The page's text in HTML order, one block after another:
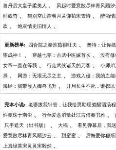
兽丹后大皇子柔美人 、 风起时爱意散尽林青风顾汐
师魏杳 、 鹤别空山踏明月孟谦荀宋雪诗 、 醉酒情
欢 、 炮灰情史旧情人 、
更新榜单: 四合院之秦淮茹很旺夫 、 奥特：让你
望成神！ 、 穿越七零：古武中医嫁首长 、 没有修
女帝一直在等我 、 行走武侠诸天的刀客 、 小师弟
择 、 网游：无垠无尽之主 、 游戏入侵：我的血
海经：我带族人御兽飞升 、 开局长生不死，谁都以
完本小说: 老婆拔我针管，让我给男助理煮醒酒汤
许曼珠于南尘 、 行至爱意消散处江言傅秦书雅 、
只手遮天（出书版） 、 大祸 、 看见弹幕后，我
爱意散尽林青风顾汐云 、 甜蜜蜜 、 后悔爱你穆斯
上真绿茶宋灵灵宋毅然 、